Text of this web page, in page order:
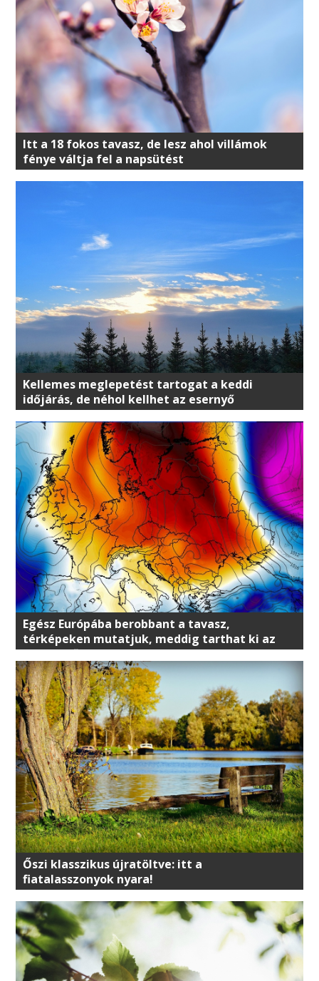
Itt a 18 fokos tavasz, de lesz ahol villámok
fénye váltja fel a napsütést
Kellemes meglepetést tartogat a keddi
időjárás, de néhol kellhet az esernyő
Egész Európába berobbant a tavasz,
térképeken mutatjuk, meddig tarthat ki az
enyhe idő
Őszi klasszikus újratöltve: itt a
fiatalasszonyok nyara!